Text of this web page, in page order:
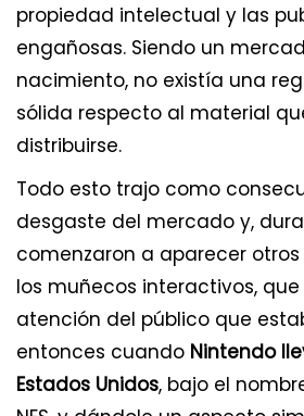
propiedad intelectual y las
engañosas. Siendo un
nacimiento, no existía una
sólida respecto al material
distribuirse.
Todo esto trajo como
desgaste del mercado y,
comenzaron a aparecer
los muñecos interactivos,
atención del público que
entonces cuando Nintendo
Estados Unidos, bajo el